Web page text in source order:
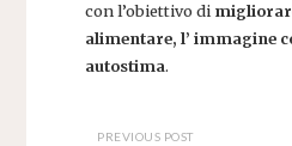
con l’obiettivo di
alimentare, l’ immagine
autostima.
PREVIOUS POST